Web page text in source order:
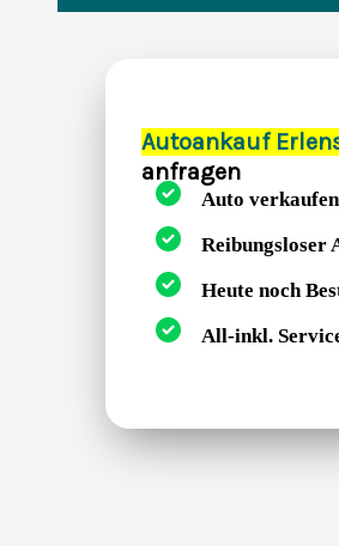
Autoankauf
anfragen
Auto
Reibungsloser
Heute noch
All-inkl.